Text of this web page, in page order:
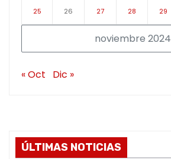
noviembre 2024
25 26 27 28 29
« Oct Dic »
ÚLTIMAS NOTICIAS